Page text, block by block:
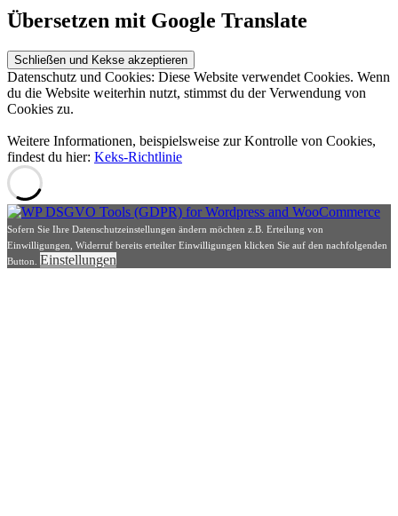
Übersetzen mit Google Translate
Datenschutz und Cookies: Diese Website verwendet Cookies. Wenn
du die Website weiterhin nutzt, stimmst du der Verwendung von
Cookies zu.
Weitere Informationen, beispielsweise zur Kontrolle von Cookies,
findest du hier: Keks-Richtlinie
Sofern Sie Ihre Datenschutzeinstellungen ändern möchten z.B. Erteilung von
Einwilligungen, Widerruf bereits erteilter Einwilligungen klicken Sie auf den nachfolgenden
Button. Einstellungen